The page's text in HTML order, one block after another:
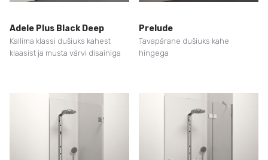
Adele Plus Black Deep
Kallima klassi dušiuks kahest
klaasist ja musta värvi disainiga
Prelude
Tavapärane dušiuks kahe
hingega